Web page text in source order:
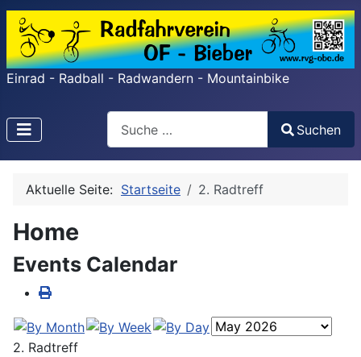
Einrad - Radball - Radwandern - Mountainbike
Search
Type 2 or more characters for results.
Suchen
Aktuelle Seite: Startseite 2. Radtreff
Home
Events Calendar
2. Radtreff